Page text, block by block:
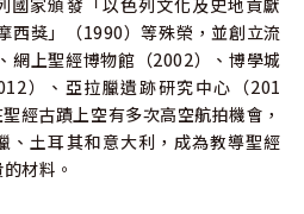
國家頒發「以色列文化及史地貢獻
西獎」（1990）等殊榮，並創立流
網上聖經博物館（2002）、博學城
）、亞拉臘遺跡研究中心（201
經古蹟上空有多次高空航拍機會，
、土耳其和意大利，成為教導聖經
材料。